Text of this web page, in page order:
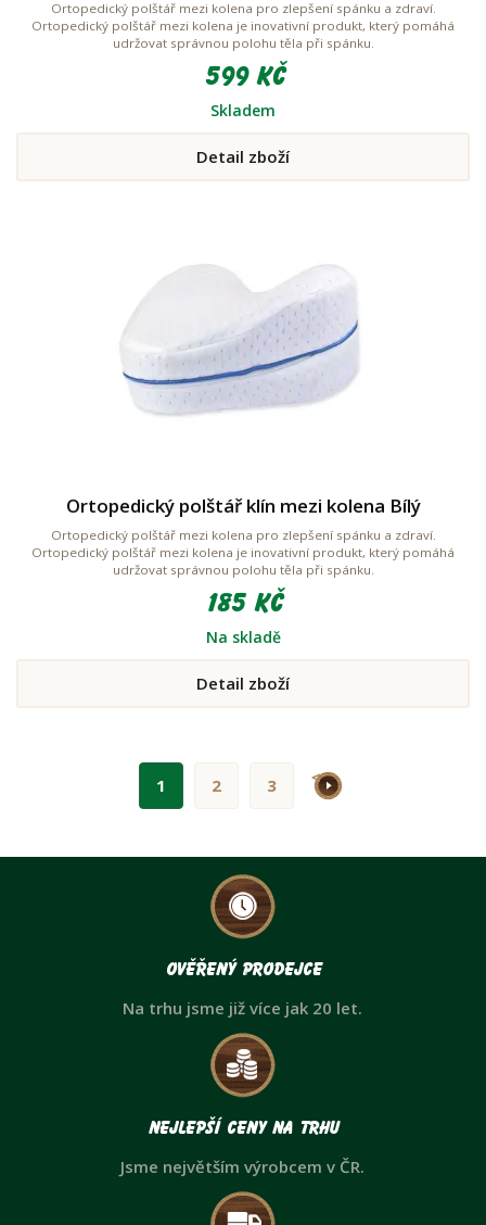
Ortopedický polštář mezi kolena pro zlepšení spánku a zdraví.
Ortopedický polštář mezi kolena je inovativní produkt, který pomáhá
udržovat správnou polohu těla při spánku.
599 Kč
Skladem
Detail zboží
Ortopedický polštář klín mezi kolena Bílý
Ortopedický polštář mezi kolena pro zlepšení spánku a zdraví.
Ortopedický polštář mezi kolena je inovativní produkt, který pomáhá
udržovat správnou polohu těla při spánku.
185 Kč
Na skladě
Detail zboží
1 2 3 >
Ověřený prodejce
Na trhu jsme již více jak 20 let.
Nejlepší ceny na trhu
Jsme největším výrobcem v ČR.